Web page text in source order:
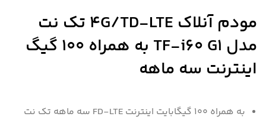
مودم آنلاک 4G/TD-LTE تک نت
مدل TF-i60 G1 به همراه 100 گیگ
اینترنت سه ماهه
به همراه 100 گیگابایت اینترنت FD-LTE سه ماهه تک نت